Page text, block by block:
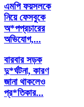
এমপি ফয়সলকে
নিয়ে ফেসবুকে
অ*পপ্রচারের
অভিযোগ,...
বারবার সড়ক
দু*র্ঘটনা, কারণ
জানা থাকলেও
প্র*তিকার...